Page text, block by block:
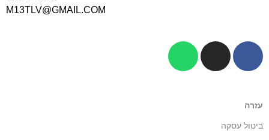
עזרה
ביטול עסקה